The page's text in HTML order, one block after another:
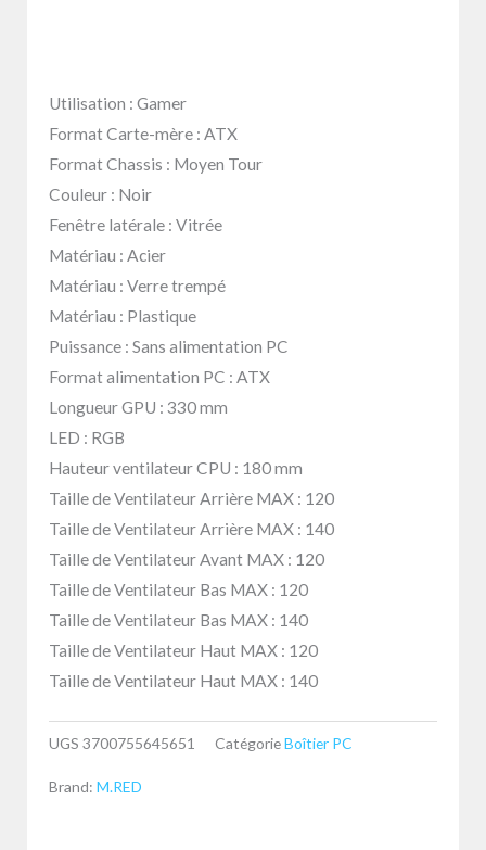
Utilisation : Gamer
Format Carte-mère : ATX
Format Chassis : Moyen Tour
Couleur : Noir
Fenêtre latérale : Vitrée
Matériau : Acier
Matériau : Verre trempé
Matériau : Plastique
Puissance : Sans alimentation PC
Format alimentation PC : ATX
Longueur GPU : 330 mm
LED : RGB
Hauteur ventilateur CPU : 180 mm
Taille de Ventilateur Arrière MAX : 120
Taille de Ventilateur Arrière MAX : 140
Taille de Ventilateur Avant MAX : 120
Taille de Ventilateur Bas MAX : 120
Taille de Ventilateur Bas MAX : 140
Taille de Ventilateur Haut MAX : 120
Taille de Ventilateur Haut MAX : 140
UGS 3700755645651 CatégorieBoîtier PC
Brand: M.RED